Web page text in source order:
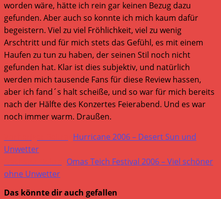
worden wäre, hätte ich rein gar keinen Bezug dazu
gefunden. Aber auch so konnte ich mich kaum dafür
begeistern. Viel zu viel Fröhlichkeit, viel zu wenig
Arschtritt und für mich stets das Gefühl, es mit einem
Haufen zu tun zu haben, der seinen Stil noch nicht
gefunden hat. Klar ist dies subjektiv, und natürlich
werden mich tausende Fans für diese Review hassen,
aber ich fand´s halt scheiße, und so war für mich bereits
nach der Hälfte des Konzertes Feierabend. Und es war
noch immer warm. Draußen.
Weitere
Artikel
ansehen
Hurricane 2006 – Desert Sun und
Unwetter
Omas Teich Festival 2006 – Viel schöner
ohne Unwetter
Das könnte dir auch gefallen